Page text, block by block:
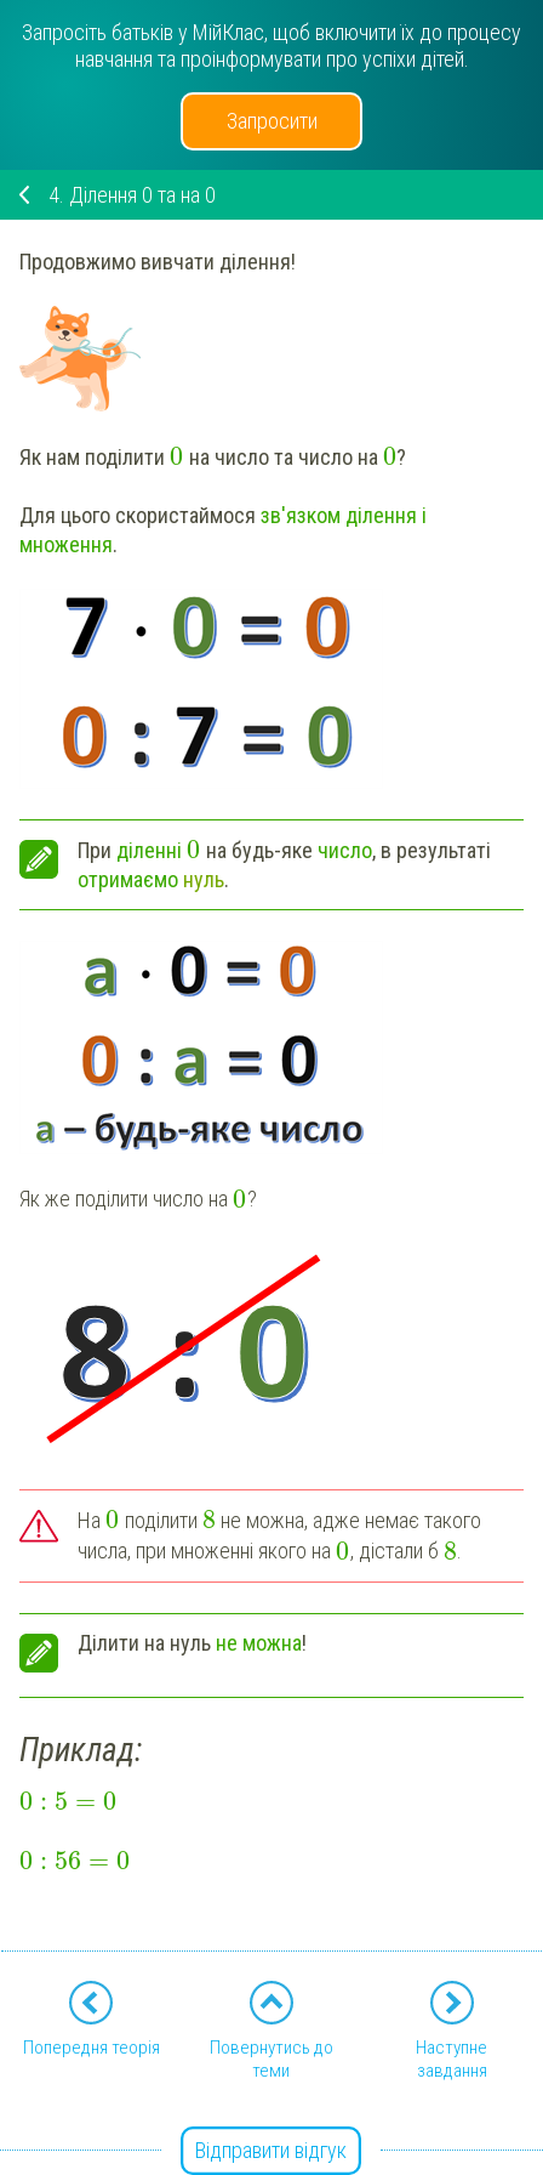
Запросіть батьків у МійКлас, щоб включити їх до процесу
навчання та проінформувати про успіхи дітей.
Запросити
4. Ділення 0 та на 0
Продовжимо вивчати ділення!
Як нам поділити 0 на число та число на 0?
Для цього скористаймося зв'язком ділення і
множення.
При діленні 0 на будь-яке число, в результаті
отримаємо нуль.
Як же поділити число на0?
На 0 поділити 8 не можна, адже немає такого
числа, при множенні якого на0, дістали б 8.
Ділити на нуль не можна!
Приклад:
0 : 5 = 0
0 : 56 = 0
Попередня теорія
Повернутись до
теми
Наступне
завдання
Відправити відгук